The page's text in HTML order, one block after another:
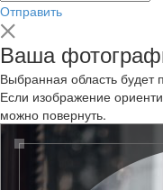
Отправить
Ваша
Выбранная область будет
Если изображение
можно повернуть.